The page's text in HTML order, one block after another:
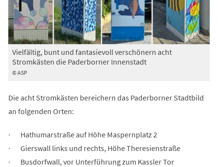
© ASP
Vielfältig, bunt und fantasievoll verschönern acht
Stromkästen die Paderborner Innenstadt
Die acht Stromkästen bereichern das Paderborner Stadtbild
an folgenden Orten:
· Hathumarstraße auf Höhe Maspernplatz 2
· Gierswall links und rechts, Höhe Theresienstraße
· Busdorfwall, vor Unterführung zum Kassler Tor